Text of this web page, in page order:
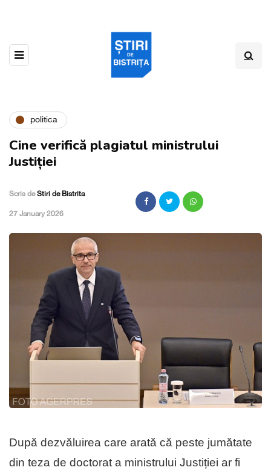
politica
Cine verifică plagiatul ministrului
Justiției
Scris deStiri de Bistrita
,27 January 2026
După dezvăluirea care arată că peste jumătate
din teza de doctorat a ministrului Justiției ar fi